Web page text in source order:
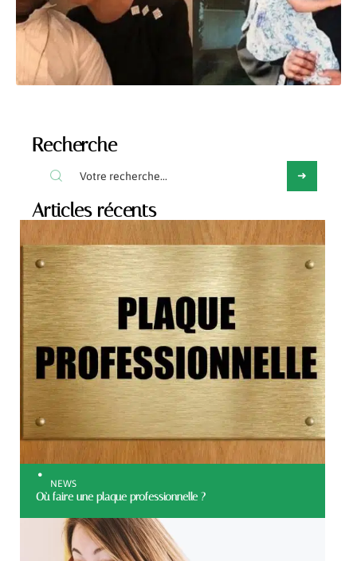
Recherche
Articles récents
NEWS
Où faire une plaque professionnelle ?